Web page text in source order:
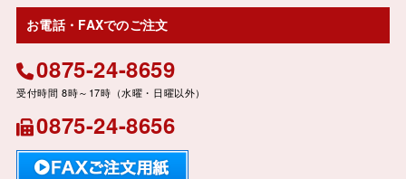
お電話・FAXでのご注文
0875-24-8659
0875-24-8656